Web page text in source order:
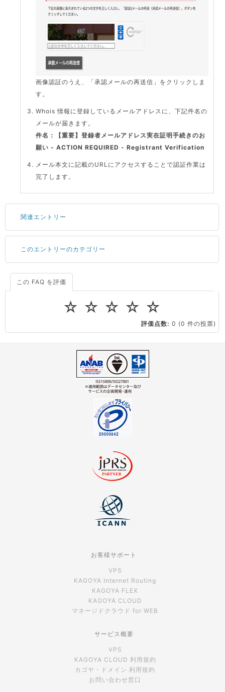
画像認証のうえ、「承認メールの再送信」をクリックしま
す。
Whois 情報に登録しているメールアドレスに、下記件名の
メールが届きます。
件名：【重要】登録者メールアドレス実在証明手続きのお
願い - ACTION REQUIRED - Registrant Verification
メール本文に記載のURLにアクセスすることで認証作業は
完了します。
関連エントリー
サーバーが重いので調査してほしい
一つの IP アドレスに複数のウェブサイトを公開したい
CPUやメモリをアップグレードしたい
virtio とは何ですか？
ストレージ容量を追加できますか？
このエントリーのカテゴリー
ドメインの管理・移転
ドメインの管理・移転 ドメインの取得・管理・更新
この FAQ を評価
☆
☆
☆
☆
☆
評価点数: 0 (0 件の投票)
お客様サポート
VPS
KAGOYA Internet Routing
KAGOYA FLEX
KAGOYA CLOUD
マネージドクラウド for WEB
サービス概要
VPS
KAGOYA CLOUD 利用規約
カゴヤ・ドメイン 利用規約
お問い合わせ窓口